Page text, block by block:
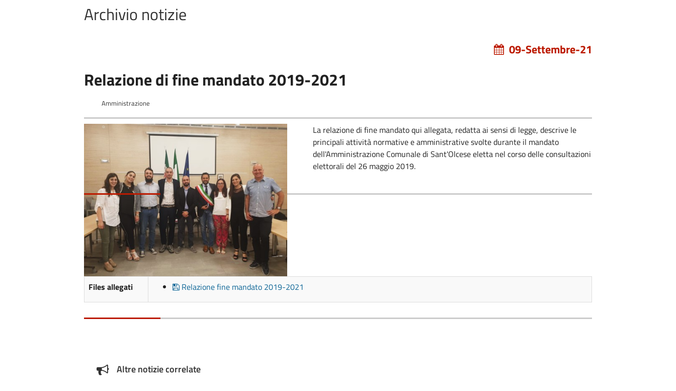
Archivio notizie
09-Settembre-21
Relazione di fine mandato 2019-2021
Amministrazione
La relazione di fine mandato qui allegata, redatta ai sensi di legge, descrive le
principali attività normative e amministrative svolte durante il mandato
dell'Amministrazione Comunale di Sant'Olcese eletta nel corso delle consultazioni
elettorali del 26 maggio 2019.
Files allegati Relazione fine mandato 2019-2021
Altre notizie correlate